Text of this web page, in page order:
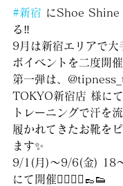
#新宿 にShoe Shine
る‼︎
9月は新宿エリアで大
ボイベントを二度開催
第一弾は、
TOKYO新宿店 様にて
トレーニングで汗を
履かれてきたお靴を
ます✨
9/1(月)〜9/6(金) 18
にて開催🏃‍♂️🏃‍♀️👞👟